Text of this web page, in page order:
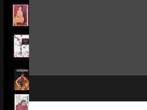
Skip
content